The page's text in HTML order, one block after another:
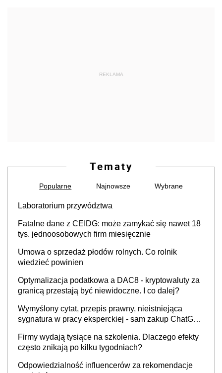
REKLAMA
Tematy
Popularne Najnowsze Wybrane
Laboratorium przywództwa
Fatalne dane z CEIDG: może zamykać się nawet 18
tys. jednoosobowych firm miesięcznie
Umowa o sprzedaż płodów rolnych. Co rolnik
wiedzieć powinien
Optymalizacja podatkowa a DAC8 - kryptowaluty za
granicą przestają być niewidoczne. I co dalej?
Wymyślony cytat, przepis prawny, nieistniejąca
sygnatura w pracy eksperckiej - sam zakup ChatGPT
Firmy wydają tysiące na szkolenia. Dlaczego efekty
często znikają po kilku tygodniach?
Odpowiedzialność influencerów za rekomendacje